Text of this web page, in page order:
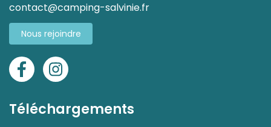
contact@camping-salvinie.fr
Nous rejoindre
FacebookInstagram
Téléchargements